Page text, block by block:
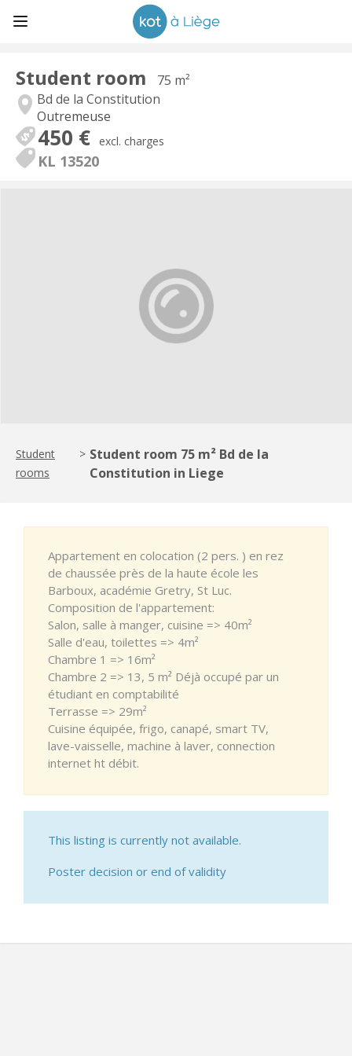
Student room
75 m²
Bd de la Constitution
Outremeuse
450 € excl. charges
KL 13520
Student
rooms
> Student room 75 m² Bd de la
Constitution in Liege
Appartement en colocation (2 pers. ) en rez
de chaussée près de la haute école les
Barboux, académie Gretry, St Luc.
Composition de l'appartement:
Salon, salle à manger, cuisine => 40m²
Salle d'eau, toilettes => 4m²
Chambre 1 => 16m²
Chambre 2 => 13, 5 m² Déjà occupé par un
étudiant en comptabilité
Terrasse => 29m²
Cuisine équipée, frigo, canapé, smart TV,
lave-vaisselle, machine à laver, connection
internet ht débit.
This listing is currently not available.
Poster decision or end of validity